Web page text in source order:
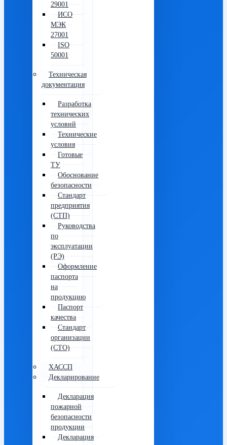
29001
ИСО
МЭК
27001
ISO
50001
Техническая
документация
Разработка
технических
условий
Технические
условия
Готовые
ТУ
Обоснование
безопасности
Стандарт
предприятия
(СТП)
Руководства
по
эксплуатации
(РЭ)
Оформление
паспорта
на
продукцию
Паспорт
качества
Стандарт
организации
(СТО)
ХАССП
Декларирование
Декларация
пожарной
безопасности
продукции
Декларация